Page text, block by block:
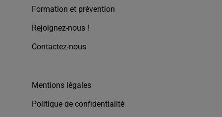
Formation et prévention
Rejoignez-nous !
Contactez-nous
Mentions légales
Politique de confidentialité